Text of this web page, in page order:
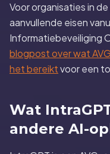
Voor organisaties in
aanvullende eisen
Informatiebeveiliging
blogpost over wat
het bereiktvoor een
Wat
andere AI-